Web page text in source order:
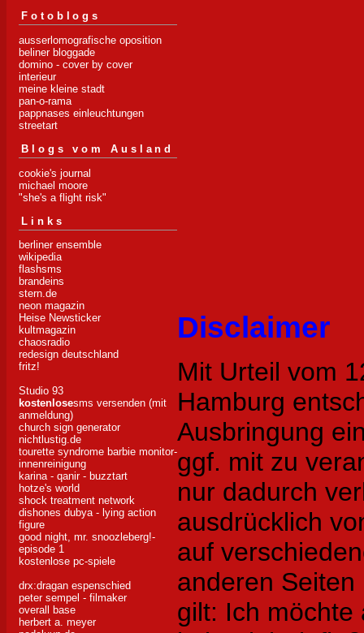
Fotoblogs
ausserlomografische oposition
beliner bloggade
domino - cover by cover
interieur
meine kleine stadt
pan-o-rama
pappnases einleuchtungen
streetart
Blogs vom Ausland
cookie's journal
michael moore
"she's a flight risk"
Links
berliner ensemble
wikipedia
flashsms
brandeins
stern.de
neon magazin
Heise Newsticker
kultmagazin
chaosradio
redesign deutschland
fritz!
Studio 93
kostenlosesms versenden (mit
anmeldung)
church sign generator
nichtlustig.de
tourette syndrome barbie monitor-
innenreinigung
karina - qanir - buzztart
hotze's world
shock treatment network
dishones dubya - lying action
figure
good night, mr. snoozleberg!-
episode 1
kostenlose pc-spiele
drx:dragan espenschied
peter sempel - filmaker
overall base
herbert a. meyer
Disclaimer
Mit Urteil vom
Hamburg
Ausbringung
ggf. mit zu
nur dadurch
ausdrücklich
auf
anderen
gilt: Ich möchte